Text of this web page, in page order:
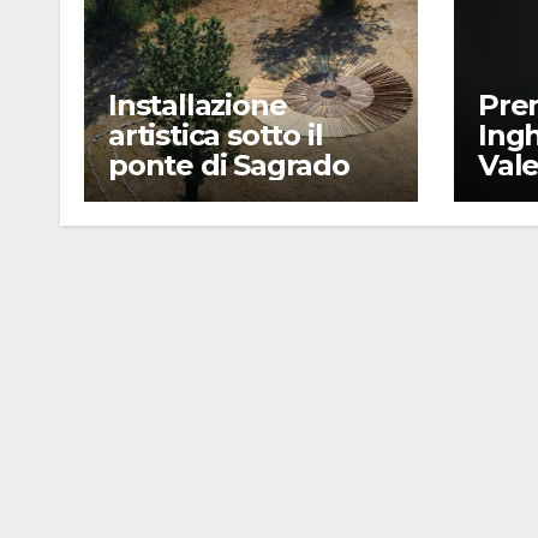
Installazione
artistica sotto il
ponte di Sagrado